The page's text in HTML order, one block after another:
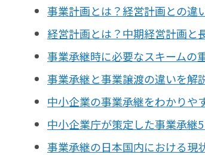
事業計画とは？経営計画との違
経営計画とは？中期経営計画と
事業承継時に必要なスキームの
事業承継と事業譲渡の違いを解
中小企業の事業承継をわかりや
中小企業庁が策定した事業承継
事業承継の日本国内における現